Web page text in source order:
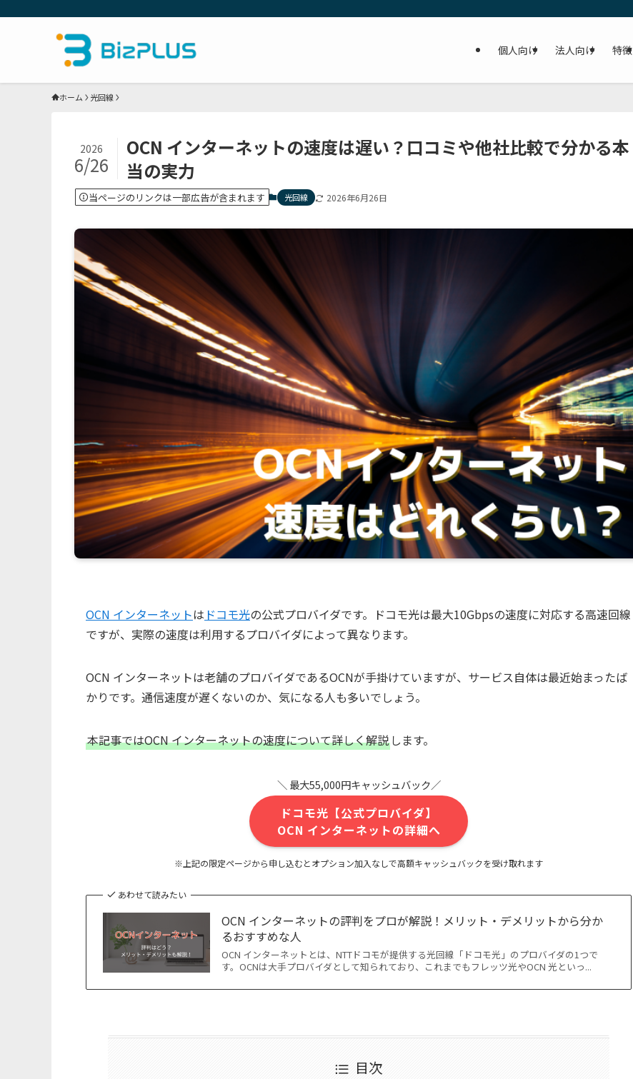
個人向け 法人向け 特徴
ホーム 光回線
OCN インターネットの速度は遅い？口コミや他社比較で分かる本
当の実力
2026
6/26
当ページのリンクは一部広告が含まれます 光回線 2026年6月26日
OCN インターネットは ドコモ光の公式プロバイダです。ドコモ光は最大10Gbpsの速度に対応する高速回線
ですが、実際の速度は利用するプロバイダによって異なります。
OCN インターネットは老舗のプロバイダであるOCNが手掛けていますが、サービス自体は最近始まったば
かりです。通信速度が遅くないのか、気になる人も多いでしょう。
本記事ではOCN インターネットの速度について詳しく解説 します。
＼ 最大55,000円キャッシュバック／
ドコモ光【公式プロバイダ】
OCN インターネットの詳細へ
※上記の限定ページから申し込むとオプション加入なしで高額キャッシュバックを受け取れます
あわせて読みたい
OCN インターネットの評判をプロが解説！メリット・デメリットから分か
るおすすめな人
OCN インターネットとは、NTTドコモが提供する光回線「ドコモ光」のプロバイダの1つで
す。OCNは大手プロバイダとして知られており、これまでもフレッツ光やOCN 光といっ...
目次